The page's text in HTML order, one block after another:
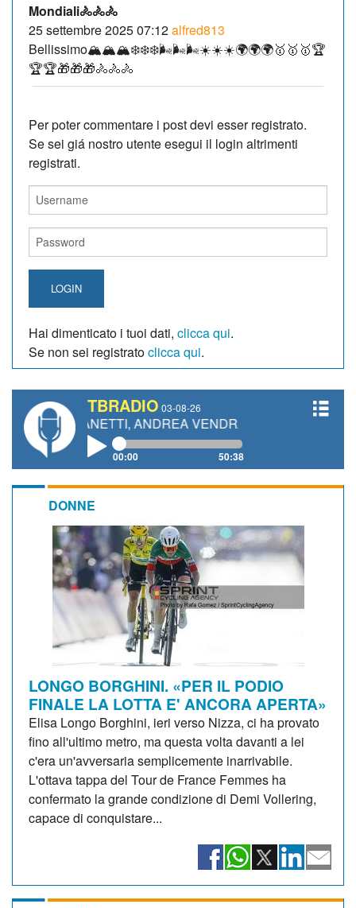
Mondiali🚴🚴🚴
25 settembre 2025 07:12alfred813
Bellissimo🏔️🏔️🏔️❄️❄️❄️🌬️🌬️🌬️☀️☀️☀️🌍🌍🌍🥇🥇🥇🏆
🏆🏆🎁🎁🎁🚴🚴🚴
Per poter commentare i post devi esser registrato.
Se sei giá nostro utente esegui il login altrimenti
registrati.
LOGIN
Hai dimenticato i tuoi dati, clicca qui.
Se non sei registratoclicca qui.
TBRADIO 03-08-26
GIANETTI, ANDREA VENDRAME, FILIPPO FIORELLI
00:00 50:38
DONNE
LONGO BORGHINI. «PER IL PODIO
FINALE LA LOTTA E' ANCORA APERTA»
Elisa Longo Borghini, ieri verso Nizza, ci ha provato
fino all'ultimo metro, ma questa volta davanti a lei
c'era un'avversaria semplicemente inarrivabile.
L'ottava tappa del Tour de France Femmes ha
confermato la grande condizione di Demi Vollering,
capace di conquistare...